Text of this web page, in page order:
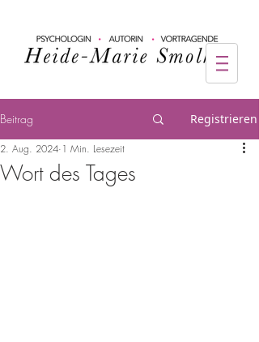
Beitrag Registrieren
Wort des Tages
2. Aug. 2024 1 Min. Lesezeit